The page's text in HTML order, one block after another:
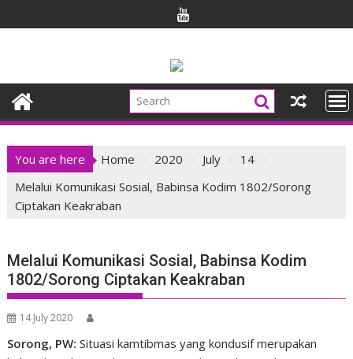
to
You are here Home 2020 July
14
Melalui Komunikasi Sosial, Babinsa Kodim 1802/Sorong
Ciptakan Keakraban
Melalui Komunikasi Sosial, Babinsa Kodim
1802/Sorong Ciptakan Keakraban
14 July 2020
Sorong, PW: Situasi kamtibmas yang kondusif merupakan